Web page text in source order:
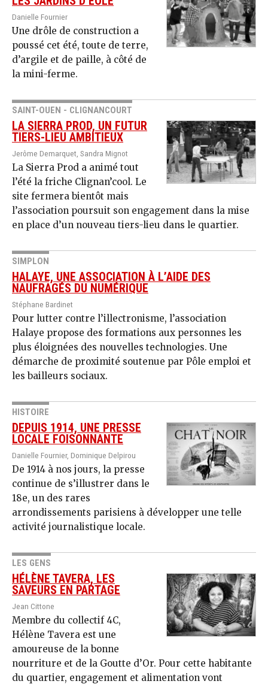
Danielle Fournier
Une drôle de construction a
poussé cet été, toute de terre,
d’argile et de paille, à côté de
la mini-ferme.
SAINT-OUEN - CLIGNANCOURT
LA SIERRA PROD, UN FUTUR
TIERS-LIEU AMBITIEUX
Jerôme Demarquet, Sandra Mignot
La Sierra Prod a animé tout
l’été la friche Clignan’cool. Le
site fermera bientôt mais
l’association poursuit son engagement dans la mise
en place d’un nouveau tiers-lieu dans le quartier.
SIMPLON
HALAYE, UNE ASSOCIATION À L’AIDE DES
NAUFRAGÉS DU NUMÉRIQUE
Stéphane Bardinet
Pour lutter contre l’illectronisme, l’association
Halaye propose des formations aux personnes les
plus éloignées des nouvelles technologies. Une
démarche de proximité soutenue par Pôle emploi et
les bailleurs sociaux.
HISTOIRE
DEPUIS 1914, UNE PRESSE
LOCALE FOISONNANTE
Danielle Fournier, Dominique Delpirou
De 1914 à nos jours, la presse
continue de s’illustrer dans le
18e, un des rares
arrondissements parisiens à développer une telle
activité journalistique locale.
LES GENS
HÉLÈNE TAVERA, LES
SAVEURS EN PARTAGE
Jean Cittone
Membre du collectif 4C,
Hélène Tavera est une
amoureuse de la bonne
nourriture et de la Goutte d’Or. Pour cette habitante
du quartier, engagement et alimentation vont